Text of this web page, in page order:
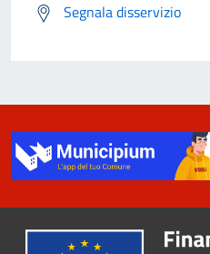
Segnala disservizio